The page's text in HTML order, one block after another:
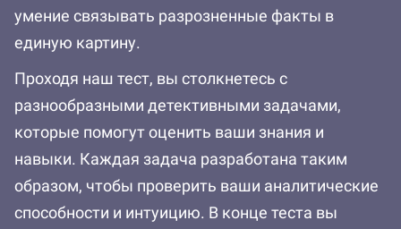
умение связывать разрозненные факты в
единую картину.
Проходя наш тест, вы столкнетесь с
разнообразными детективными задачами,
которые помогут оценить ваши знания и
навыки. Каждая задача разработана таким
образом, чтобы проверить ваши аналитические
способности и интуицию. В конце теста вы